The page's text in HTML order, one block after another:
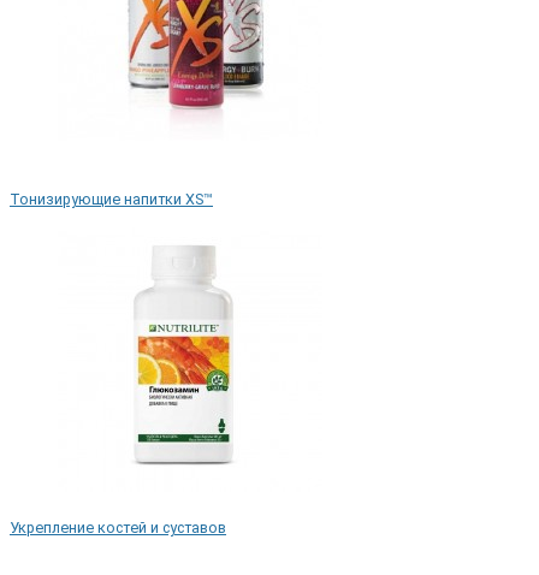
Тонизирующие напитки XS™
Укрепление костей и суставов